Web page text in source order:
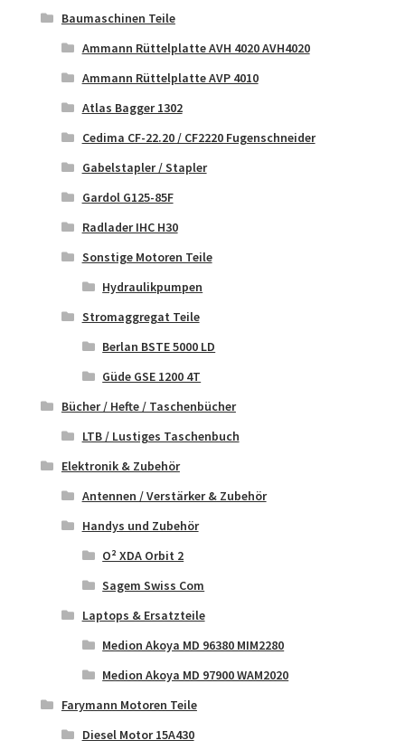
Baumaschinen Teile
Ammann Rüttelplatte AVH 4020 AVH4020
Ammann Rüttelplatte AVP 4010
Atlas Bagger 1302
Cedima CF-22.20 / CF2220 Fugenschneider
Gabelstapler / Stapler
Gardol G125-85F
Radlader IHC H30
Sonstige Motoren Teile
Hydraulikpumpen
Stromaggregat Teile
Berlan BSTE 5000 LD
Güde GSE 1200 4T
Bücher / Hefte / Taschenbücher
LTB / Lustiges Taschenbuch
Elektronik & Zubehör
Antennen / Verstärker & Zubehör
Handys und Zubehör
O² XDA Orbit 2
Sagem Swiss Com
Laptops & Ersatzteile
Medion Akoya MD 96380 MIM2280
Medion Akoya MD 97900 WAM2020
Farymann Motoren Teile
Diesel Motor 15A430